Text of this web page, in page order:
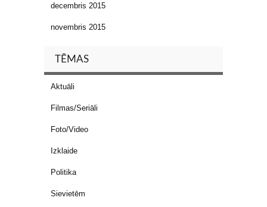
decembris 2015
novembris 2015
TĒMAS
Aktuāli
Filmas/Seriāli
Foto/Video
Izklaide
Politika
Sievietēm